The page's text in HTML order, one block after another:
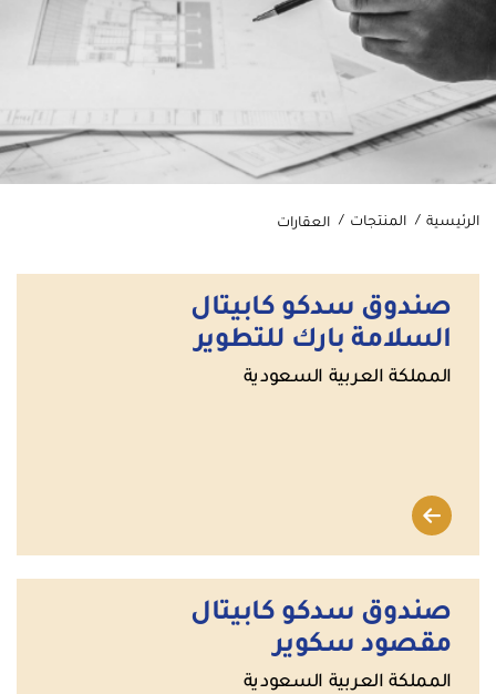
الرئيسية المنتجات العقارات
صندوق سدكو كابيتال
السلامة بارك للتطوير
المملكة العربية السعودية
صندوق سدكو كابيتال
مقصود سكوير
المملكة العربية السعودية